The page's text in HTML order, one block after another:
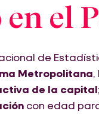
en el
de
Metropolitana,
de la capital
con edad